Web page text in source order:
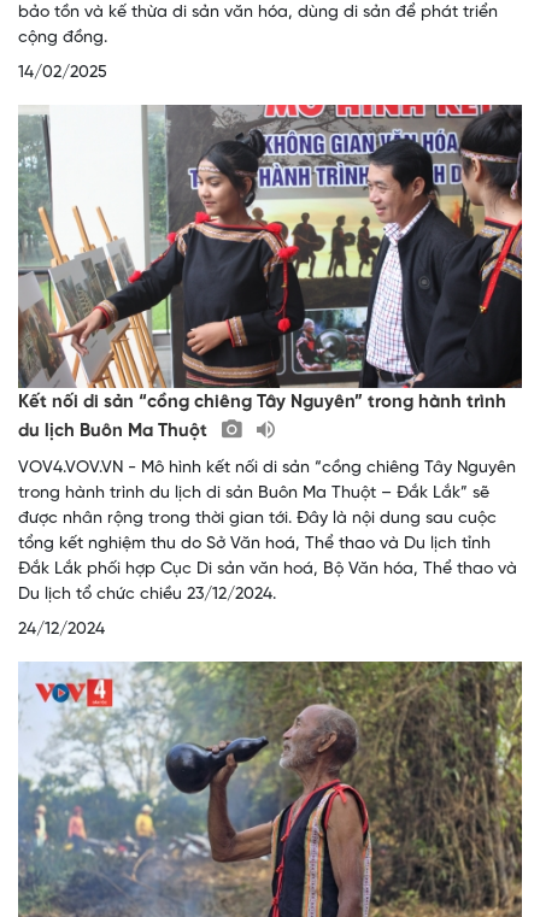
bảo tồn và kế thừa di sản văn hóa, dùng di sản để phát triển
cộng đồng.
14/02/2025
Kết nối di sản “cồng chiêng Tây Nguyên” trong hành trình
du lịch Buôn Ma Thuột
VOV4.VOV.VN - Mô hình kết nối di sản “cồng chiêng Tây Nguyên
trong hành trình du lịch di sản Buôn Ma Thuột – Đắk Lắk” sẽ
được nhân rộng trong thời gian tới. Đây là nội dung sau cuộc
tổng kết nghiệm thu do Sở Văn hoá, Thể thao và Du lịch tỉnh
Đắk Lắk phối hợp Cục Di sản văn hoá, Bộ Văn hóa, Thể thao và
Du lịch tổ chức chiều 23/12/2024.
24/12/2024